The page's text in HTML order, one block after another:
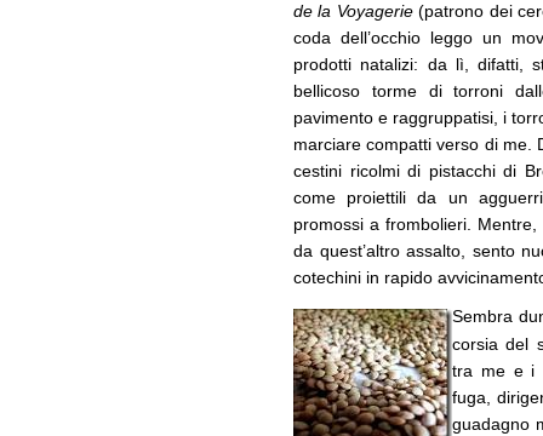
de la Voyagerie(patrono dei
coda dell’occhio leggo un
prodotti natalizi: da lì, difatti,
bellicoso torme di torroni
pavimento e raggruppatisi, i
marciare compatti verso di me.
cestini ricolmi di pistacchi di
come proiettili da un
promossi a frombolieri.
da quest’altro assalto, sento
cotechini in rapido
Sembra
corsia del
tra me e i
fuga,
guadagno